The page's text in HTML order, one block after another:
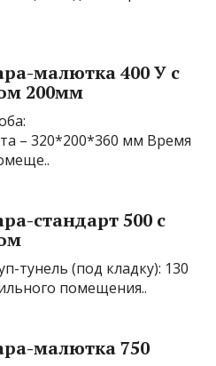
малютка 400 У с
200мм
– 320*200*360 мм Время
стандарт 500 с
тунель (под кладку): 130
помещения..
малютка 750